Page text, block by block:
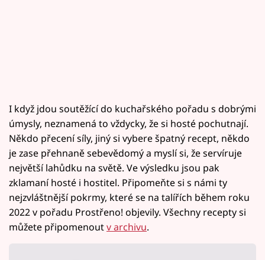
I když jdou soutěžící do kuchařského pořadu s dobrými
úmysly, neznamená to vždycky, že si hosté pochutnají.
Někdo přecení síly, jiný si vybere špatný recept, někdo
je zase přehnaně sebevědomý a myslí si, že servíruje
největší lahůdku na světě. Ve výsledku jsou pak
zklamaní hosté i hostitel. Připomeňte si s námi ty
nejzvláštnější pokrmy, které se na talířích během roku
2022 v pořadu Prostřeno! objevily. Všechny recepty si
můžete připomenoutv archivu.